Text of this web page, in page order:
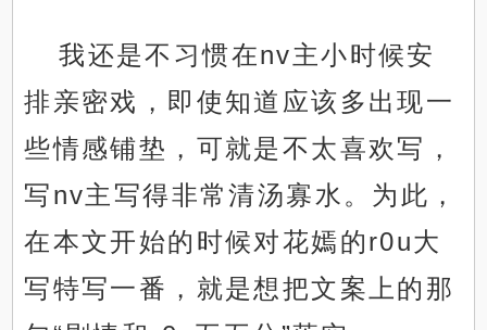
我还是不习惯在nv主小时候安
排亲密戏，即使知道应该多出现一
些情感铺垫，可就是不太喜欢写，
写nv主写得非常清汤寡水。为此，
在本文开始的时候对花嫣的r0u大
写特写一番，就是想把文案上的那